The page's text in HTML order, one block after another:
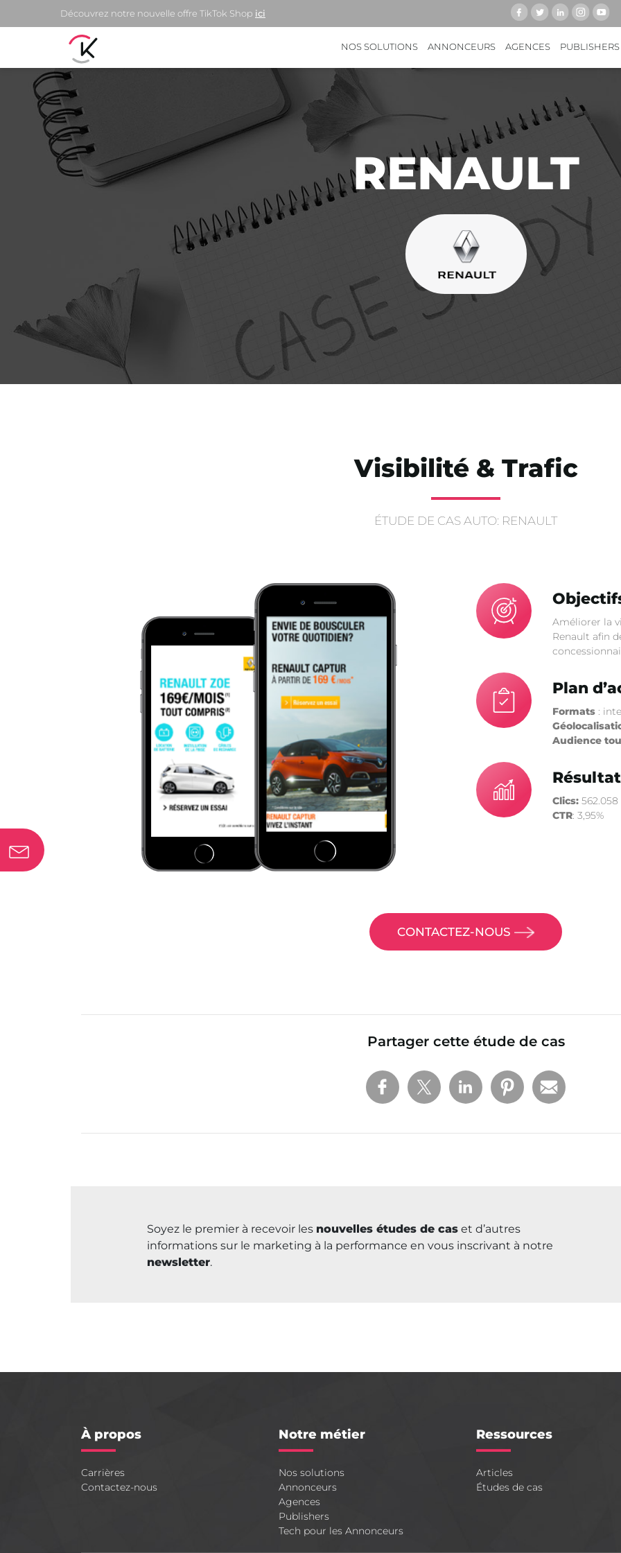
NOS SOLUTIONS ANNONCEURS AGENCES PUBLISHERS
Découvrez notre nouvelle offre TikTok Shop ici
RENAULT
Visibilité & Trafic
ÉTUDE DE CAS AUTO: RENAULT
Améliorer la
Renault afin
Plan
Formats :
Audience
Clics: 562.058
CTR: 3,95%
CONTACTEZ-NOUS
Partager cette étude de cas
Soyez le premier à recevoir les nouvelles études de cas et d’autres
informations sur le marketing à la performance en vous inscrivant à notre
newsletter.
À propos
Carrières
Contactez-nous
Notre métier
Nos solutions
Annonceurs
Agences
Publishers
Tech pour les Annonceurs
Ressources
Articles
Études de cas